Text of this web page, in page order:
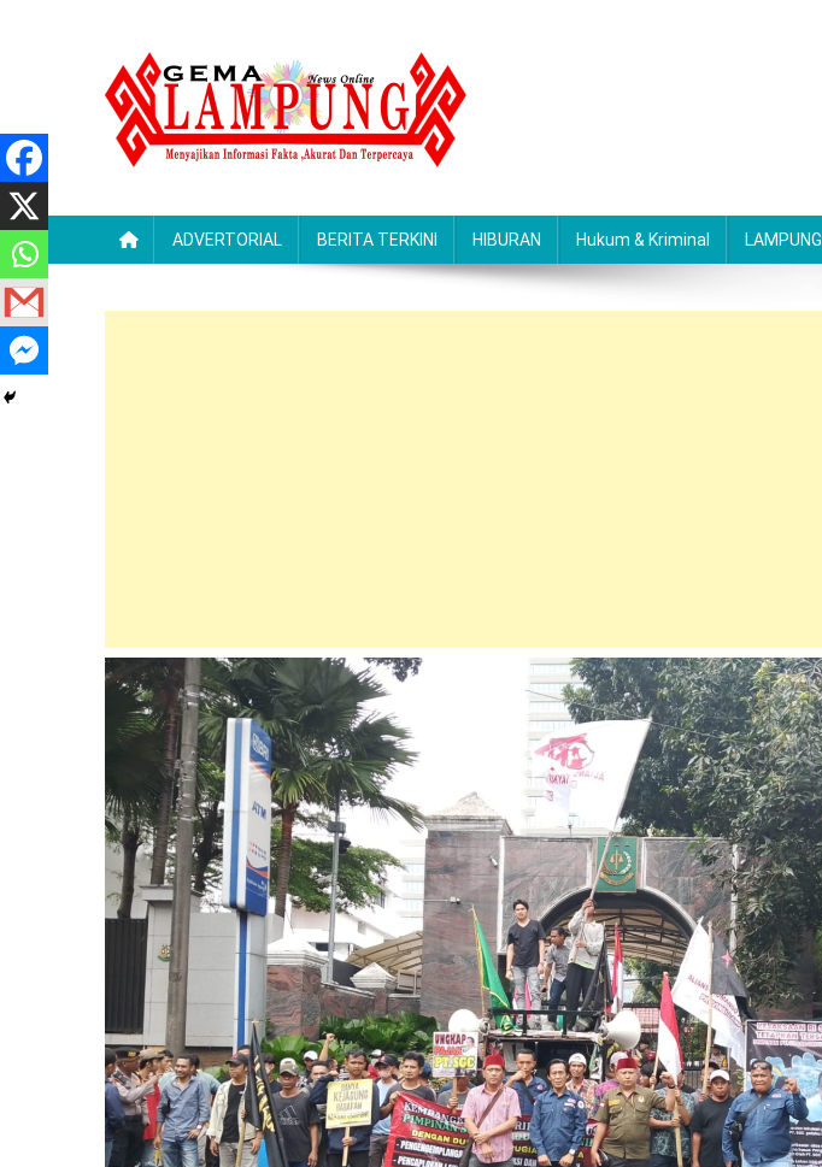
ADVERTORIAL BERITA TERKINI HIBURAN Hukum & Kriminal LAMPUNG